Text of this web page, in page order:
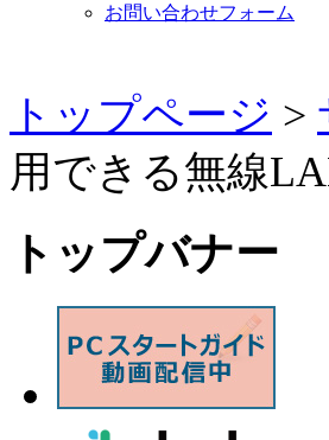
お問い合わせフォーム
トップページ >
用できる無線
トップバナー